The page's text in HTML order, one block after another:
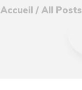
Accueil All Posts